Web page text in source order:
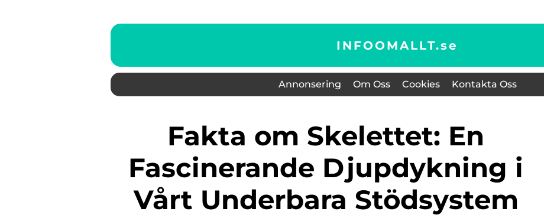
INFOOMALLT.se
Annonsering Om Oss Cookies Kontakta Oss
Fakta om Skelettet: En
Fascinerande Djupdykning i
Vårt Underbara Stödsystem